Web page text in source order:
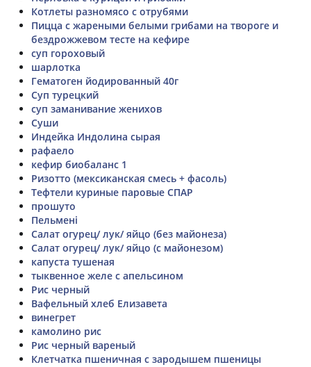
Котлеты разномясо с отрубями
Пицца с жареными белыми грибами на твороге и
бездрожжевом тесте на кефире
суп гороховый
шарлотка
Гематоген йодированный 40г
Суп турецкий
суп заманивание женихов
Суши
Индейка Индолина сырая
рафаело
кефир биобаланс 1
Ризотто (мексиканская смесь + фасоль)
Тефтели куриные паровые СПАР
прошуто
Пельмені
Салат огурец/ лук/ яйцо (без майонеза)
Салат огурец/ лук/ яйцо (с майонезом)
капуста тушеная
тыквенное желе с апельсином
Рис черный
Вафельный хлеб Елизавета
винегрет
камолино рис
Рис черный вареный
Клетчатка пшеничная с зародышем пшеницы